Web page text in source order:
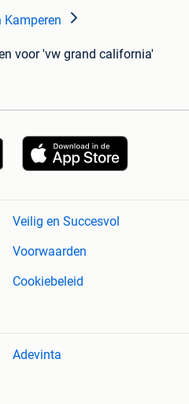
Kamperen
voor 'vw grand california'
Veilig en Succesvol
Voorwaarden
Cookiebeleid
Adevinta